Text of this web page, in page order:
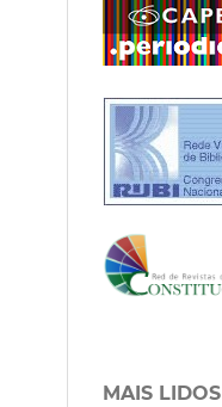
MAIS LIDOS